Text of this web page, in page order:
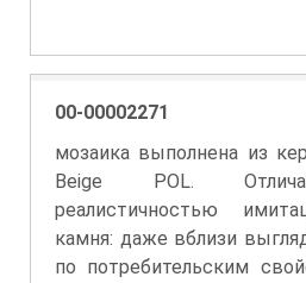
00-00002271
мозаика выполнена из
Beige POL.
реалистичностью
камня: даже вблизи
по потребительским